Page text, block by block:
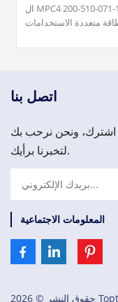
ال MPC4 200-510-071-113
متعددة الاستخدامات
أربعة مدخلات إشارة
7,500.00 دولار.نوعية ممتازة
مناسب، مرحبا بكم في
اتصل بنا
اشترك، ونحن نرحب بك
لتخبرنا برأيك.
المعلومات الاجتماعية
حقوق النشر © 2026 Topteng Technology Trading Co.,Ltd .جميع